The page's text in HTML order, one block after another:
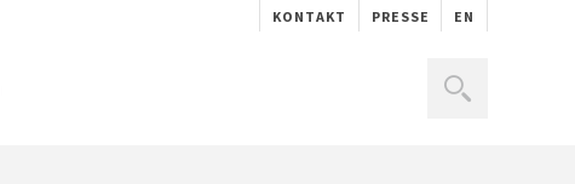
KONTAKT PRESSE EN